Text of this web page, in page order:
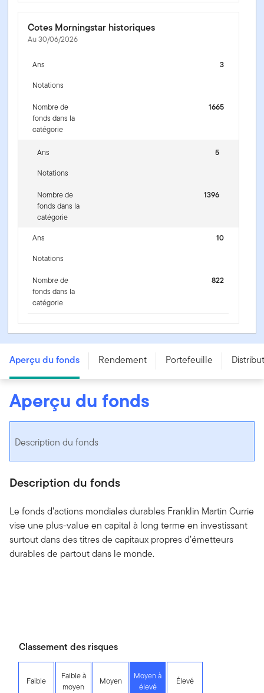
Cotes Morningstar historiques
Au 30/06/2026
Ans
3
Notations
Nombre de
fonds dans la
catégorie
1665
Ans
5
Notations
Nombre de
fonds dans la
catégorie
1396
Ans
10
Notations
Nombre de
fonds dans la
catégorie
822
Fonds d’actions mondiales sans restriction Franklin -
Series F (Hedged) - CAD
Aperçu du fonds Rendement Portefeuille
Aperçu du fonds
Description du fonds
Description du fonds
Le fonds d’actions mondiales durables Franklin Martin Currie
vise une plus-value en capital à long terme en investissant
surtout dans des titres de capitaux propres d’émetteurs
durables de partout dans le monde.
Classement des risques
Faible
Faible à
moyen
Moyen
Moyen à
élevé
Élevé